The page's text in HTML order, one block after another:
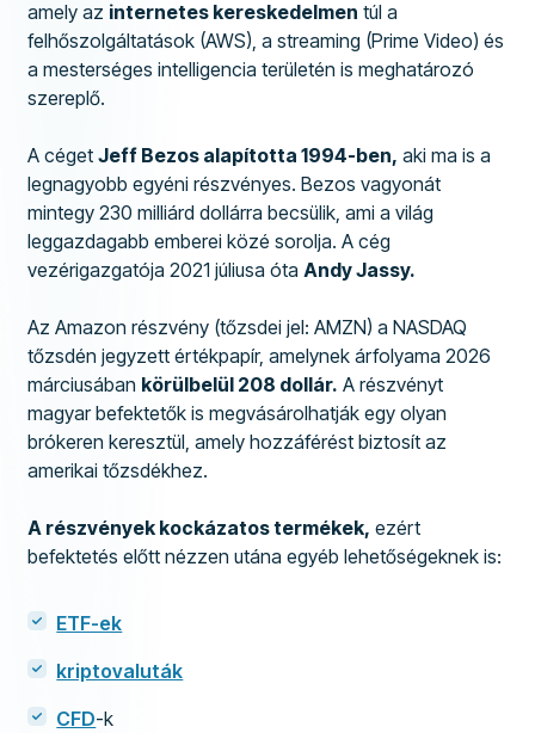
BEFEKTETÉSI LEHETŐSÉGEK
Tőzsdék száma 15
Részvények száma
Összes kereskedési lehetőség 1,000,000
Szabályozó testület CySEC
BIZTONSÁG ÉS TÁMOGATÁS
0-24 órás támogatás Nem
Élő chat
E-mail támogatás Igen
Telefonos támogatás
Közösségi fórumok
Ajánlott cég
amely az internetes kereskedelmen túl a
felhőszolgáltatások (AWS), a streaming (Prime Video) és
a mesterséges intelligencia területén is meghatározó
szereplő.
A cégetJeff Bezos alapította 1994-ben, aki ma is a
legnagyobb egyéni részvényes. Bezos vagyonát
mintegy 230 milliárd dollárra becsülik, ami a világ
leggazdagabb emberei közé sorolja. A cég
vezérigazgatója 2021 júliusa ótaAndy Jassy.
Az Amazon részvény (tőzsdei jel: AMZN) a NASDAQ
tőzsdén jegyzett értékpapír, amelynek árfolyama 2026
márciusában körülbelül 208 dollár. A részvényt
magyar befektetők is megvásárolhatják egy olyan
brókeren keresztül, amely hozzáférést biztosít az
amerikai tőzsdékhez.
A részvények kockázatos termékek, ezért
befektetés előtt nézzen utána egyéb lehetőségeknek is:
ETF-ek
kriptovaluták
CFD-k